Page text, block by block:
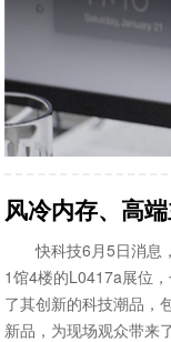
风冷内存、高
快科技6月5日消息
1馆4楼的L0417a展位
了其创新的科技潮品，
新品，为现场观众带来